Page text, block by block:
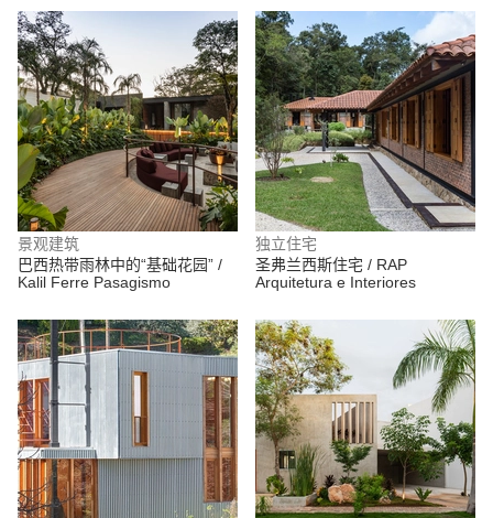
景观建筑
巴西热带雨林中的“基础花园” /
Kalil Ferre Pasagismo
独立住宅
圣弗兰西斯住宅 / RAP
Arquitetura e Interiores